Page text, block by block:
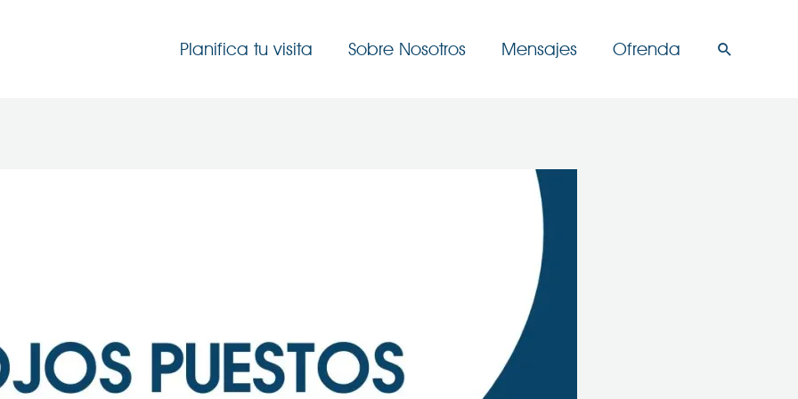
Planifica tu visita Sobre Nosotros Mensajes Ofrenda Buscar